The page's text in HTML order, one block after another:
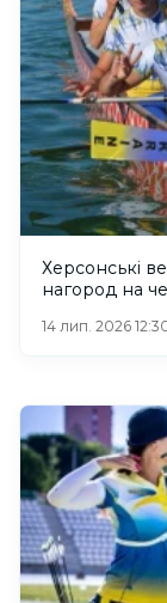
Херсонські
нагород на
14 лип. 2026